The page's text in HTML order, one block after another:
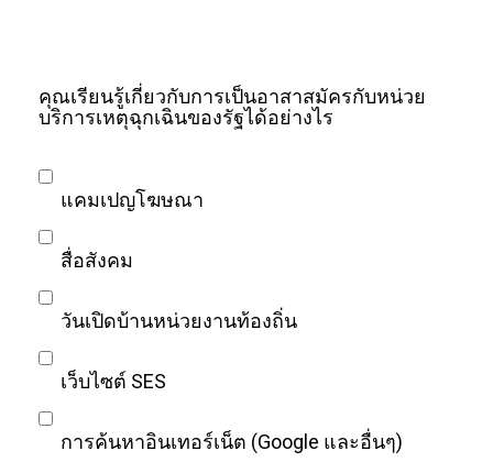
คุณเรียนรู้เกี่ยวกับการเป็นอาสาสมัครกับหน่วย
บริการเหตุฉุกเฉินของรัฐได้อย่างไร
แคมเปญโฆษณา
สื่อสังคม
วันเปิดบ้านหน่วยงานท้องถิ่น
เว็บไซต์ SES
การค้นหาอินเทอร์เน็ต (Google และอื่นๆ)